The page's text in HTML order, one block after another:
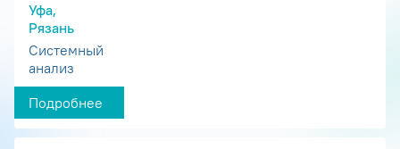
Уфа,
Рязань
Системный
анализ
Подробнее